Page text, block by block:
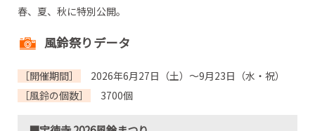
春、夏、秋に特別公開。
風鈴祭りデータ
［開催期間］
2026年6月27日（土）～9月23日（水・祝）
［風鈴の個数］
3700個